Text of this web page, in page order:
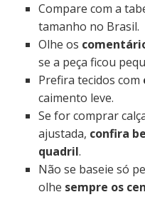
Compare com a
tamanho no Brasil.
Olhe os
se a peça ficou
Prefira tecidos com
caimento leve.
Se for comprar
ajustada, confira
quadril.
Não se baseie só
olhe sempre os